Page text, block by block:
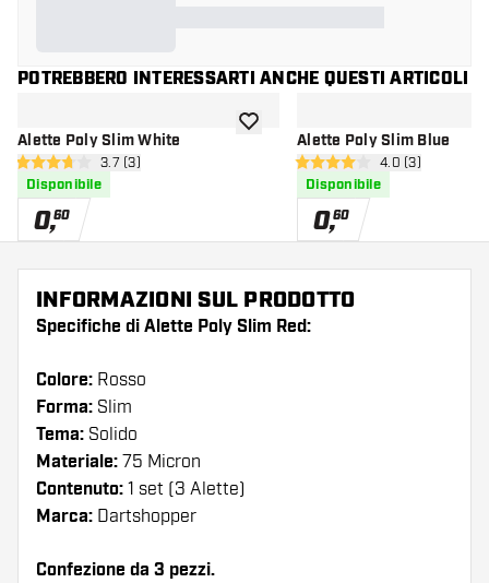
POTREBBERO INTERESSARTI ANCHE QUESTI ARTICOLI
Alette Poly Slim White
apri pannello recensioni
3.7 stelle di valutazione
3.7 (3)
Disponibile
0,60
aggiungi alla lista dei desideri
Alette Poly Slim Blue
apri pannello
4 stelle di valutazione
4.0 (3)
Disponibile
0,60
INFORMAZIONI SUL PRODOTTO
Specifiche di Alette Poly Slim Red:
Colore: Rosso
Forma: Slim
Tema: Solido
Materiale: 75 Micron
Contenuto: 1 set (3 Alette)
Marca: Dartshopper
Confezione da 3 pezzi.